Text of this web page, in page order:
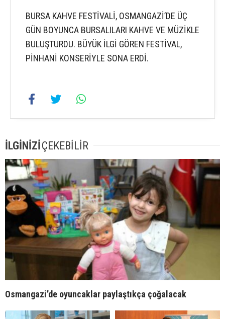
BURSA KAHVE FESTİVALİ, OSMANGAZİ’DE ÜÇ
GÜN BOYUNCA BURSALILARI KAHVE VE MÜZİKLE
BULUŞTURDU. BÜYÜK İLGİ GÖREN FESTİVAL,
PİNHANİ KONSERİYLE SONA ERDİ.
İLGİNİZİÇEKEBİLİR
Osmangazi’de oyuncaklar paylaştıkça çoğalacak